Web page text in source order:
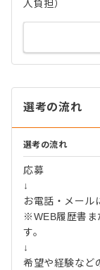
人負担）
選考の流れ
選考の流れ
応募
↓
お電話・メール
※WEB履歴書ま
す。
↓
希望や経験など